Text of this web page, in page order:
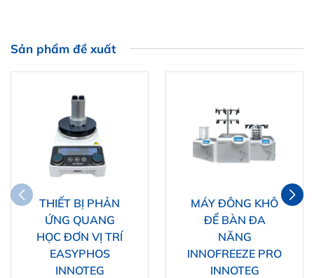
Sản phẩm đề xuất
THIẾT BỊ PHẢN
ỨNG QUANG
HỌC ĐƠN VỊ TRÍ
EASYPHOS
INNOTEG
MÁY ĐÔNG KHÔ
ĐỂ BÀN ĐA
NĂNG
INNOFREEZE PRO
INNOTEG